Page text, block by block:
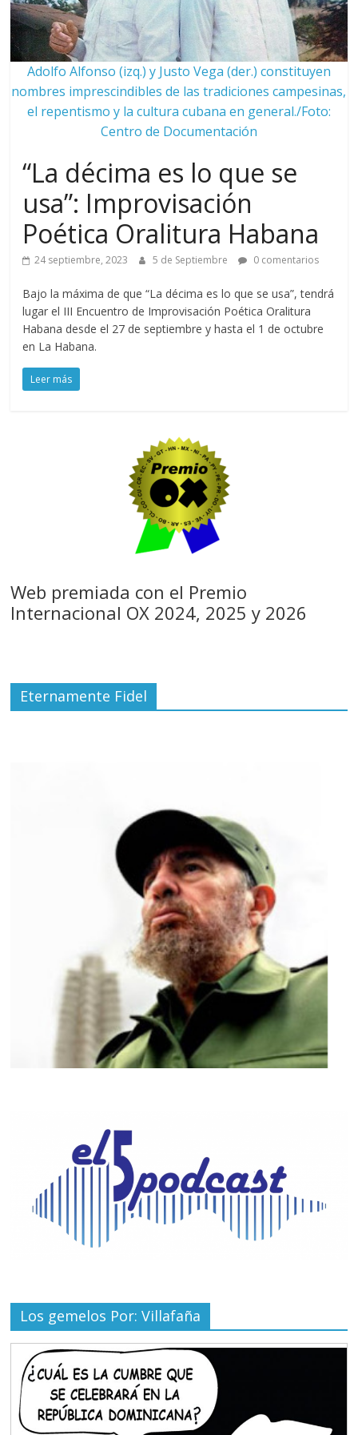
Adolfo Alfonso (izq.) y Justo Vega (der.) constituyen
nombres imprescindibles de las tradiciones campesinas,
el repentismo y la cultura cubana en general./Foto:
Centro de Documentación
“La décima es lo que se
usa”: Improvisación
Poética Oralitura Habana
24 septiembre, 2023 5 de Septiembre 0 comentarios
Bajo la máxima de que “La décima es lo que se usa”, tendrá
lugar el III Encuentro de Improvisación Poética Oralitura
Habana desde el 27 de septiembre y hasta el 1 de octubre
en La Habana.
Leer más
Web premiada con el Premio
Internacional OX 2024, 2025 y 2026
Eternamente Fidel
Los gemelos Por: Villafaña